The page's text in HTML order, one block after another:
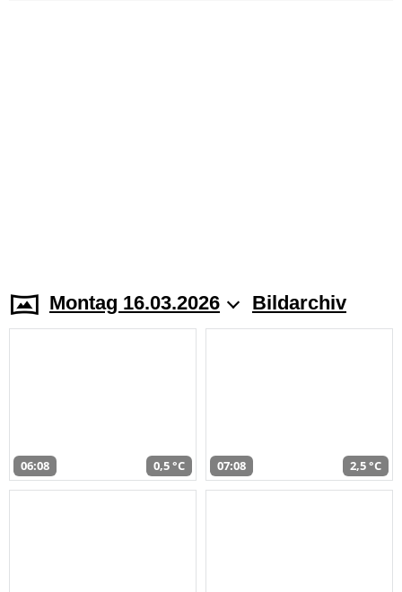
Montag 16.03.2026 Bildarchiv
06:08 0,5 °C 07:08 2,5 °C